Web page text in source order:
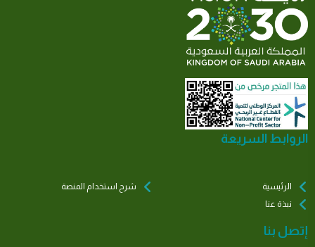
الروابط السريعة
الرئيسية
نبذة عنا
شرح استخدام المنصة
إتصل بنا